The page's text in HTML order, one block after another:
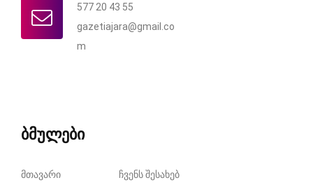
577 20 43 55
gazetiajara@gmail.co
m
ბმულები
მთავარი ჩვენს შესახებ